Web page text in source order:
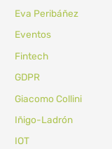
Eva Peribáñez
Eventos
Fintech
GDPR
Giacomo Collini
Iñigo-Ladrón
IOT